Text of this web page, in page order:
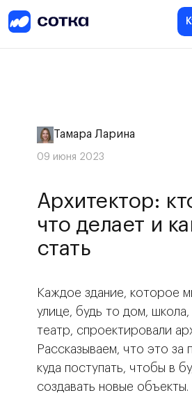
Тамара Ларина
09 июня 2023
Архитектор:
что делает и
стать
Каждое здание, которое
улице, будь то дом,
театр, спроектировали
Рассказываем, что это за
куда поступать, чтобы в
создавать новые объекты.